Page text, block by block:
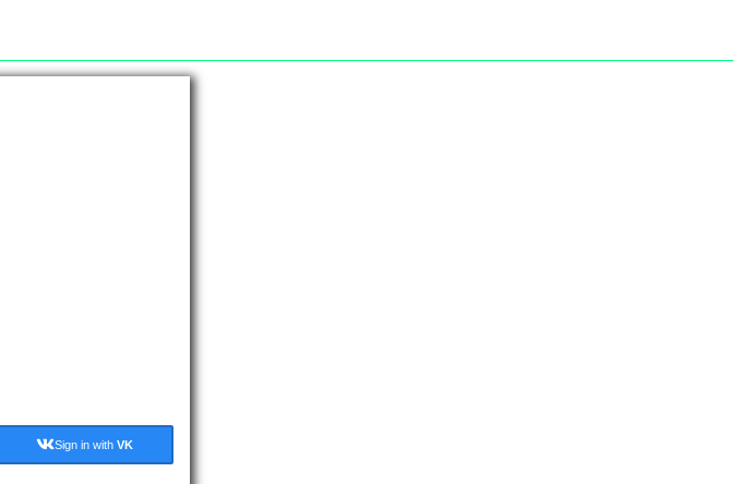
Sign in with VK